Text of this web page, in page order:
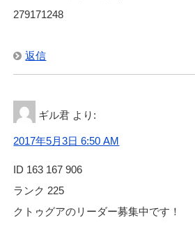
279171248
返信
ギル君 より:
2017年5月3日 6:50 AM
ID 163 167 906
ランク 225
クトゥグアのリーダー募集中です！